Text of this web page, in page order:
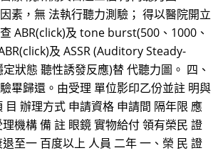
因素，無 法執行聽力測驗； 得以醫院開立
ABR(click)及 tone burst(500、1000、
及 ASSR (Auditory Steady-
狀態 聽性誘發反應)替 代聽力圖。 四、
畢歸還。由受理 單位影印乙份並註 明與
目 辦理方式 申請資格 申請間 隔年限 應
機構 備 註 眼鏡 實物給付 領有榮民 證
至一 百度以上 人員 二年 一、榮 民 證